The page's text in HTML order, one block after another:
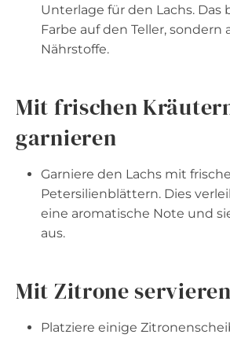
Unterlage für den Lachs.
Farbe auf den Teller, sondern
Nährstoffe.
Mit frischen
garnieren
Garniere den Lachs mit
Petersilienblättern. Dies
eine aromatische Note und
aus.
Mit Zitrone servieren
Platziere einige